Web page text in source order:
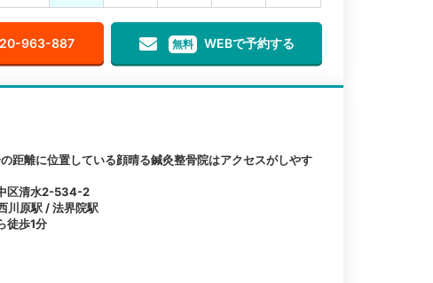
963-887 無料 WEBで予約する
距離に位置している顔晴る鍼灸整骨院はアクセスがしやす
区清水2-534-2
川原駅 / 法界院駅
徒歩1分